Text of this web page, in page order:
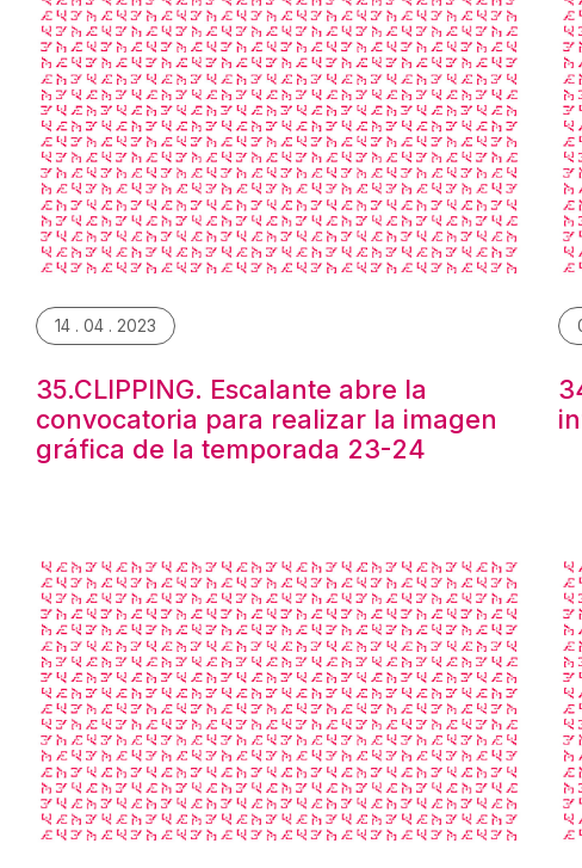
14 . 04 . 2023
35.CLIPPING. Escalante abre la
convocatoria para realizar la imagen
gráfica de la temporada 23-24